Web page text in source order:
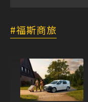
福斯商旅